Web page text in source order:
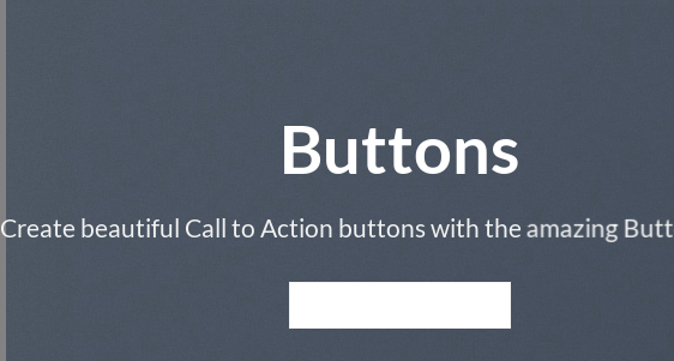
Buttons
Create beautiful Call to Action buttons with the amazing